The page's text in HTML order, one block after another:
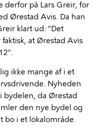
derfor på Lars Greir, for
Ørestad Avis. Da han
klart ud: ”Det
at Ørestad Avis
ikke mange af i et
Nyheden
da Ørestad
den nye bydel og
bo i et lokalområde.